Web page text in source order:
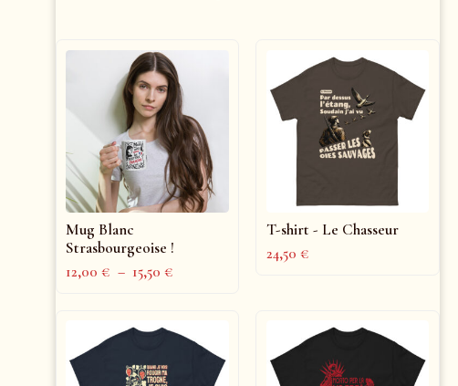
Mug Blanc
Strasbourgeoise !
12,00€ – 15,50€
T-shirt - Le Chasseur
24,50€